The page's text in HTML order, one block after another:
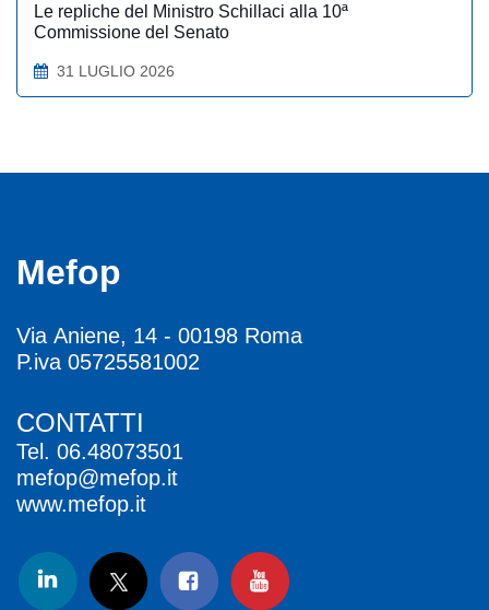
Le repliche del Ministro Schillaci alla 10ª
Commissione del Senato
31 LUGLIO 2026
Mefop
Via Aniene, 14 - 00198 Roma
P.iva 05725581002
CONTATTI
Tel. 06.48073501
mefop@mefop.it
www.mefop.it